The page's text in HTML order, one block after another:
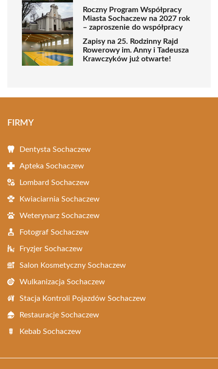
Roczny Program Współpracy
Miasta Sochaczew na 2027 rok
– zaproszenie do współpracy
Zapisy na 25. Rodzinny Rajd
Rowerowy im. Anny i Tadeusza
Krawczyków już otwarte!
FIRMY
Dentysta Sochaczew
Apteka Sochaczew
Lombard Sochaczew
Kwiaciarnia Sochaczew
Weterynarz Sochaczew
Fotograf Sochaczew
Fryzjer Sochaczew
Salon Kosmetyczny Sochaczew
Wulkanizacja Sochaczew
Stacja Kontroli Pojazdów Sochaczew
Restauracje Sochaczew
Kebab Sochaczew